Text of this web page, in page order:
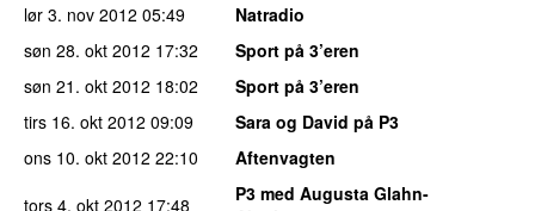
lør 3. nov 2012 05:49
Natradio
søn 28. okt 2012 17:32
Sport på 3’eren
søn 21. okt 2012 18:02
Sport på 3’eren
tirs 16. okt 2012 09:09
Sara og David på P3
ons 10. okt 2012 22:10
Aftenvagten
tors 4. okt 2012 17:48
P3 med Augusta Glahn-